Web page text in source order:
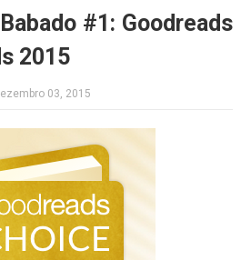
#1: Goodreads
2015
03, 2015